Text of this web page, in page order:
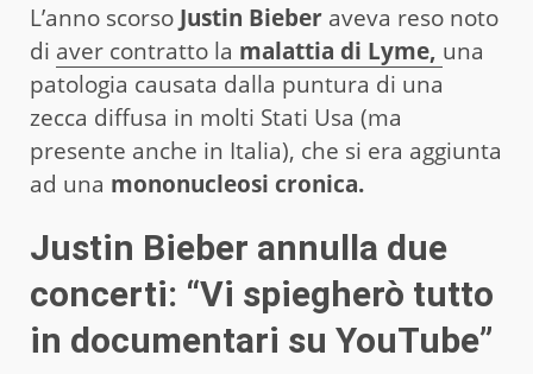
L’anno scorso Justin Bieber aveva reso noto
di aver contratto la malattia di Lyme, una
patologia causata dalla puntura di una
zecca diffusa in molti Stati Usa (ma
presente anche in Italia), che si era aggiunta
ad una mononucleosi cronica.
Justin Bieber annulla due
concerti: “Vi spiegherò tutto
in documentari su YouTube”